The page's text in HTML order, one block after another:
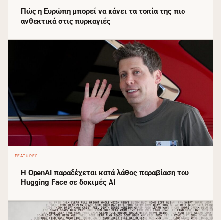
Πώς η Ευρώπη μπορεί να κάνει τα τοπία της πιο
ανθεκτικά στις πυρκαγιές
FEATURED
Η OpenAI παραδέχεται κατά λάθος παραβίαση του
Hugging Face σε δοκιμές AI